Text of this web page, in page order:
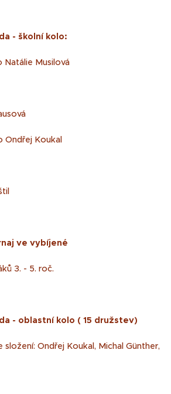
- školní kolo:
Natálie Musilová
Ondřej Koukal
ve vybíjené
3. - 5. roč.
- oblastní kolo ( 15 družstev)
Ondřej Koukal, Michal Günther,